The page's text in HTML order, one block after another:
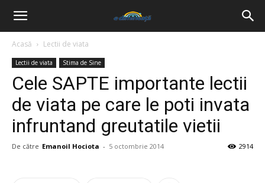
Acasă Lectii de viata
Lectii de viata Stima de Sine
Cele SAPTE importante lectii
de viata pe care le poti invata
infruntand greutatile vietii
De către Emanoil Hociota - 5 octombrie 2014 2914